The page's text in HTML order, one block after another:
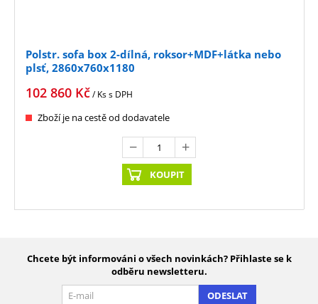
Polstr. sofa box 2-dílná, roksor+MDF+látka nebo
plsť, 2860x760x1180
102 860 Kč/ Kss DPH
Zboží je na cestě od dodavatele
KOUPIT
Chcete být informováni o všech novinkách? Přihlaste se k
odběru newsletteru.
ODESLAT